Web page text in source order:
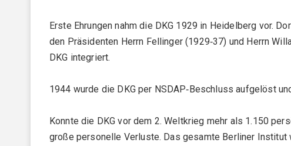
Erste Ehrungen nahm die DKG 1929 in Heidelberg vor.
den Präsidenten Herrn Fellinger (1929‑37) und Herrn
DKG integriert.
1944 wurde die DKG per NSDAP‑Beschluss aufgelöst
Konnte die DKG vor dem 2. Weltkrieg mehr als 1.150
große personelle Verluste. Das gesamte Berliner